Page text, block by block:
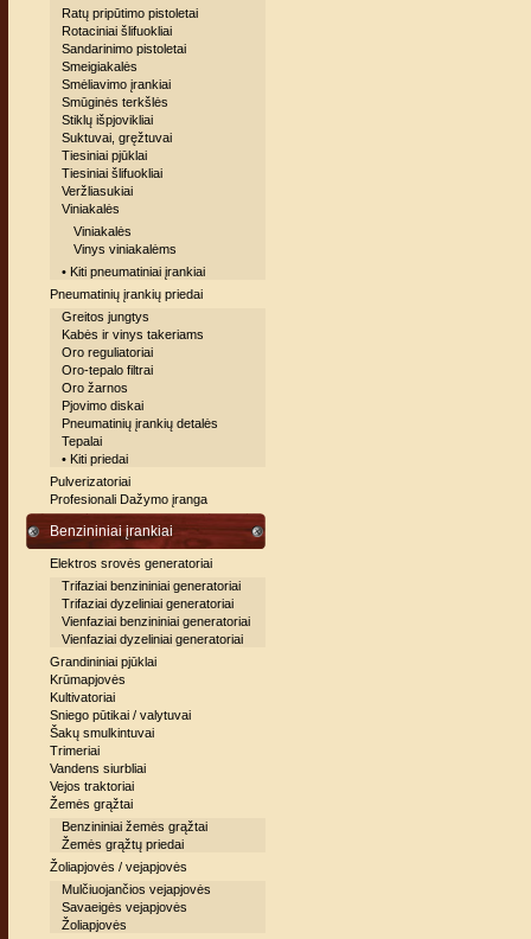
Ratų pripūtimo pistoletai
Rotaciniai šlifuokliai
Sandarinimo pistoletai
Smeigiakalės
Smėliavimo įrankiai
Smūginės terkšlės
Stiklų išpjovikliai
Suktuvai, gręžtuvai
Tiesiniai pjūklai
Tiesiniai šlifuokliai
Veržliasukiai
Viniakalės
Viniakalės
Vinys viniakalėms
• Kiti pneumatiniai įrankiai
Pneumatinių įrankių priedai
Greitos jungtys
Kabės ir vinys takeriams
Oro reguliatoriai
Oro-tepalo filtrai
Oro žarnos
Pjovimo diskai
Pneumatinių įrankių detalės
Tepalai
• Kiti priedai
Pulverizatoriai
Profesionali Dažymo įranga
Benzininiai įrankiai
Elektros srovės generatoriai
Trifaziai benzininiai generatoriai
Trifaziai dyzeliniai generatoriai
Vienfaziai benzininiai generatoriai
Vienfaziai dyzeliniai generatoriai
Grandininiai pjūklai
Krūmapjovės
Kultivatoriai
Sniego pūtikai / valytuvai
Šakų smulkintuvai
Trimeriai
Vandens siurbliai
Vejos traktoriai
Žemės grąžtai
Benzininiai žemės grąžtai
Žemės grąžtų priedai
Žoliapjovės / vejapjovės
Mulčiuojančios vejapjovės
Savaeigės vejapjovės
Žoliapjovės